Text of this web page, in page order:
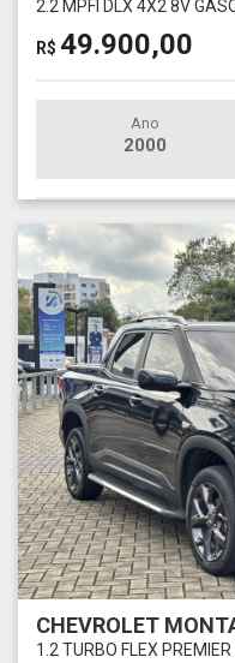
2.2 MPFI DLX 4X2 8V
R$ 49.900,00
Ano
2000
CHEVROLET
1.2 TURBO FLEX